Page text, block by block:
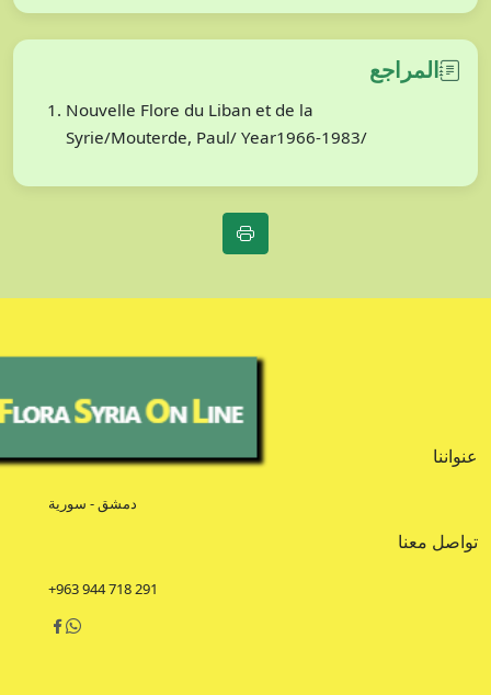
المراجع
Nouvelle Flore du Liban et de la
Syrie/Mouterde, Paul/ Year1966-1983/
عنواننا
دمشق - سورية
تواصل معنا
+963 944 718 291